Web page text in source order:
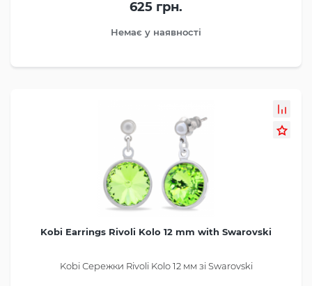
625 грн.
Немає у наявності
Kobi Earrings Rivoli Kolo 12 mm with Swarovski
Kobi Сережки Rivoli Kolo 12 мм зі Swarovski